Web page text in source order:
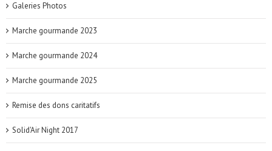
Galeries Photos
Marche gourmande 2023
Marche gourmande 2024
Marche gourmande 2025
Remise des dons caritatifs
Solid'Air Night 2017